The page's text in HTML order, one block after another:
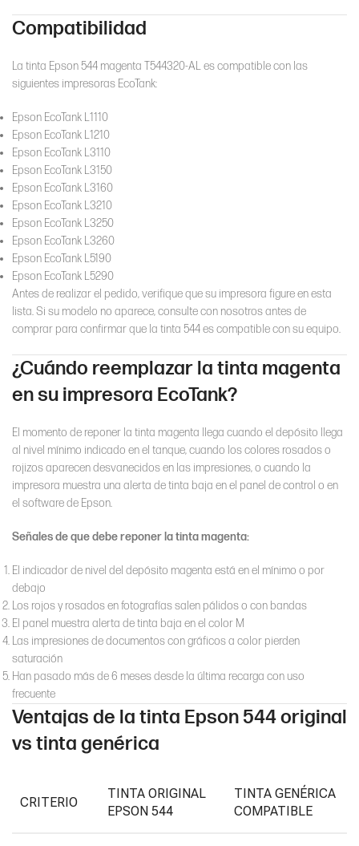
Compatibilidad
La tinta Epson 544 magenta T544320-AL es compatible con las
siguientes impresoras EcoTank:
Epson EcoTank L1110
Epson EcoTank L1210
Epson EcoTank L3110
Epson EcoTank L3150
Epson EcoTank L3160
Epson EcoTank L3210
Epson EcoTank L3250
Epson EcoTank L3260
Epson EcoTank L5190
Epson EcoTank L5290
Antes de realizar el pedido, verifique que su impresora figure en esta
lista. Si su modelo no aparece, consulte con nosotros antes de
comprar para confirmar que la tinta 544 es compatible con su equipo.
¿Cuándo reemplazar la tinta magenta
en su impresora EcoTank?
El momento de reponer la tinta magenta llega cuando el depósito llega
al nivel mínimo indicado en el tanque, cuando los colores rosados o
rojizos aparecen desvanecidos en las impresiones, o cuando la
impresora muestra una alerta de tinta baja en el panel de control o en
el software de Epson.
Señales de que debe reponer la tinta magenta:
El indicador de nivel del depósito magenta está en el mínimo o por
debajo
Los rojos y rosados en fotografías salen pálidos o con bandas
El panel muestra alerta de tinta baja en el color M
Las impresiones de documentos con gráficos a color pierden
saturación
Han pasado más de 6 meses desde la última recarga con uso
frecuente
Ventajas de la tinta Epson 544 original
vs tinta genérica
CRITERIO
TINTA ORIGINAL
EPSON 544
TINTA GENÉRICA
COMPATIBLE